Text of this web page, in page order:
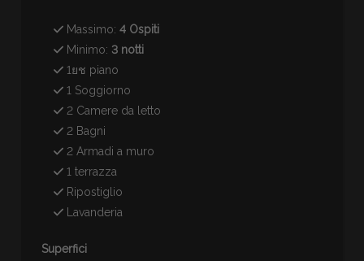
Massimo:4 Ospiti
Minimo: 3 notti
1ยช piano
1 Soggiorno
2 Camere da letto
2 Bagni
2 Armadi a muro
1 terrazza
Ripostiglio
Lavanderia
Superfici